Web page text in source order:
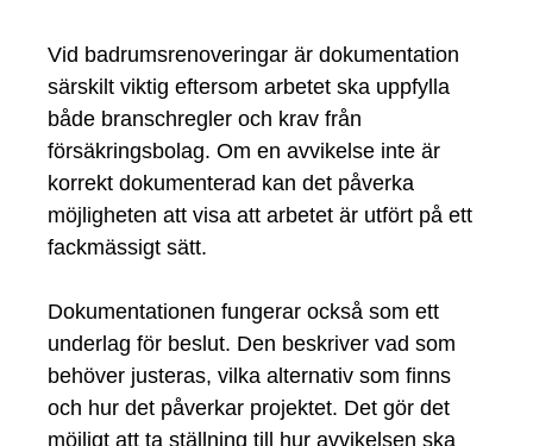
Vid badrumsrenoveringar är dokumentation
särskilt viktig eftersom arbetet ska uppfylla
både branschregler och krav från
försäkringsbolag. Om en avvikelse inte är
korrekt dokumenterad kan det påverka
möjligheten att visa att arbetet är utfört på ett
fackmässigt sätt.
Dokumentationen fungerar också som ett
underlag för beslut. Den beskriver vad som
behöver justeras, vilka alternativ som finns
och hur det påverkar projektet. Det gör det
möjligt att ta ställning till hur avvikelsen ska